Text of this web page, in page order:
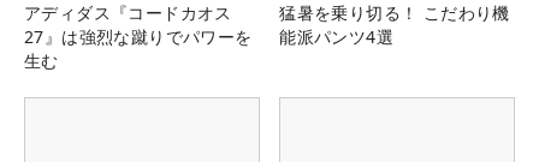
アディダス『コードカオス
27』は強烈な蹴りでパワーを
生む
猛暑を乗り切る！ こだわり機
能派パンツ4選